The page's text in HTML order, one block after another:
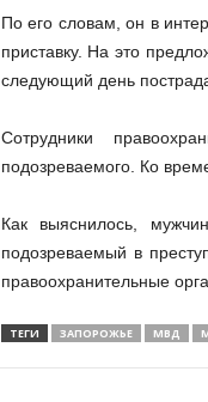
По его словам, он в
приставку. На это
следующий день
Сотрудники
подозреваемого. Ко
Как выяснилось,
подозреваемый в
правоохранительные
ТЕГИ ЗАПОРОЖЬЕ МВД